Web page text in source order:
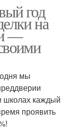
год
на
—
мы
школах каждый
проявить